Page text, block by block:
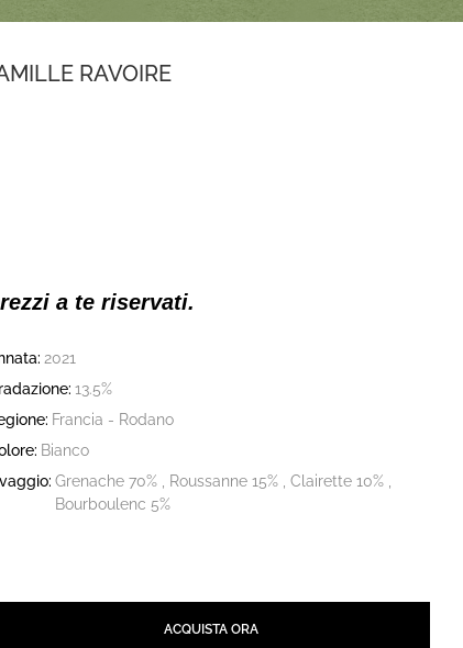
RAVOIRE
a te riservati.
2021
13.5%
Francia - Rodano
Bianco
Grenache 70% , Roussanne 15% , Clairette 10% ,
Bourboulenc 5%
ACQUISTA ORA